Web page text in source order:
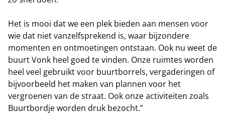
Het is mooi dat we een plek bieden aan mensen voor
wie dat niet vanzelfsprekend is, waar bijzondere
momenten en ontmoetingen ontstaan. Ook nu weet de
buurt Vonk heel goed te vinden. Onze ruimtes worden
heel veel gebruikt voor buurtborrels, vergaderingen of
bijvoorbeeld het maken van plannen voor het
vergroenen van de straat. Ook onze activiteiten zoals
Buurtbordje worden druk bezocht.”